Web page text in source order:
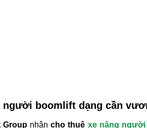
người boomlift dạng cần
Group nhậncho thuê xe nâng